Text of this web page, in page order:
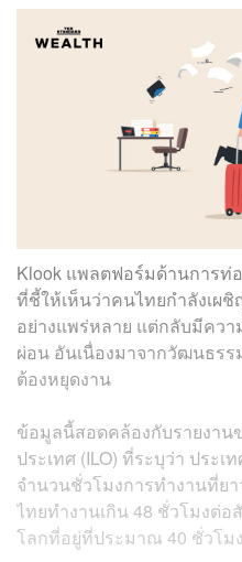
Klook แพลตฟอร์มด้านการท่อ
ที่ชี้ให้เห็นว่าคนไทยกำลังเผ
อย่างแพร่หลาย แต่กลับมีคว
ผ่อน อันเนื่องมาจากวัฒนธร
ต้องหยุดงาน
ข้อมูลนี้สอดคล้องกับรายงาน
ประเทศ (ILO) ที่ระบุว่า ประ
จำนวนชั่วโมงการทำงานที่ย
ไทยทำงานเกิน 48 ชั่วโมงต่
โลกที่อยู่ที่ประมาณ 40 ชั่วโ